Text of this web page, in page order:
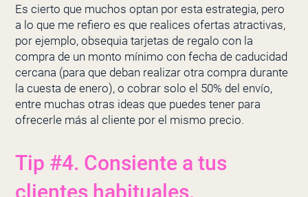
Es cierto que muchos optan por esta estrategia, pero
a lo que me refiero es que realices ofertas atractivas,
por ejemplo, obsequia tarjetas de regalo con la
compra de un monto mínimo con fecha de caducidad
cercana (para que deban realizar otra compra durante
la cuesta de enero), o cobrar solo el 50% del envío,
entre muchas otras ideas que puedes tener para
ofrecerle más al cliente por el mismo precio.
Tip #4. Consiente a tus
clientes habituales.